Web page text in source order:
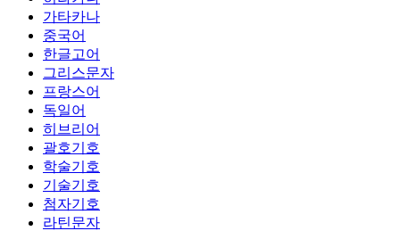
가타카나
중국어
한글고어
그리스문자
프랑스어
독일어
히브리어
괄호기호
학술기호
기술기호
첨자기호
라틴문자